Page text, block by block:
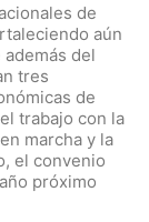
de
aún
del
tres
de
trabajo con la
marcha y la
el convenio
próximo